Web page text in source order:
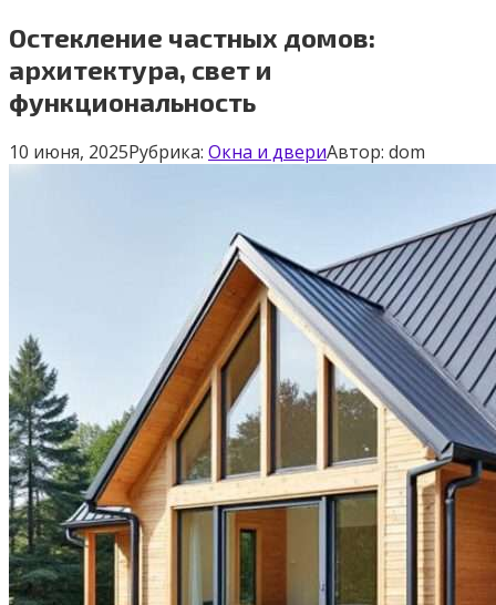
Остекление частных домов:
архитектура, свет и
функциональность
10 июня, 2025Рубрика: Окна и двериАвтор: dom